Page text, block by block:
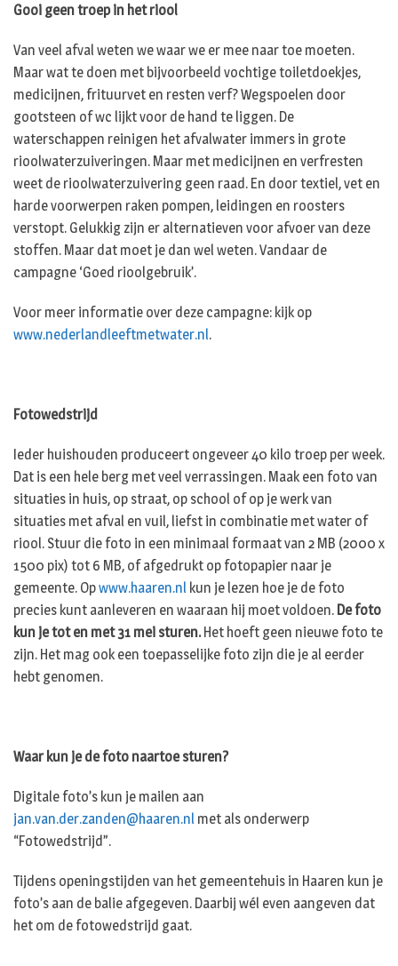
Gooi geen troep in het riool
Van veel afval weten we waar we er mee naar toe moeten.
Maar wat te doen met bijvoorbeeld vochtige toiletdoekjes,
medicijnen, frituurvet en resten verf? Wegspoelen door
gootsteen of wc lijkt voor de hand te liggen. De
waterschappen reinigen het afvalwater immers in grote
rioolwaterzuiveringen. Maar met medicijnen en verfresten
weet de rioolwaterzuivering geen raad. En door textiel, vet en
harde voorwerpen raken pompen, leidingen en roosters
verstopt. Gelukkig zijn er alternatieven voor afvoer van deze
stoffen. Maar dat moet je dan wel weten. Vandaar de
campagne ‘Goed rioolgebruik’.
Voor meer informatie over deze campagne: kijk op
www.nederlandleeftmetwater.nl.
Fotowedstrijd
Ieder huishouden produceert ongeveer 40 kilo troep per week.
Dat is een hele berg met veel verrassingen. Maak een foto van
situaties in huis, op straat, op school of op je werk van
situaties met afval en vuil, liefst in combinatie met water of
riool. Stuur die foto in een minimaal formaat van 2 MB (2000 x
1500 pix) tot 6 MB, of afgedrukt op fotopapier naar je
gemeente. Opwww.haaren.nl kun je lezen hoe je de foto
precies kunt aanleveren en waaraan hij moet voldoen. De foto
kun je tot en met 31 mei sturen.Het hoeft geen nieuwe foto te
zijn. Het mag ook een toepasselijke foto zijn die je al eerder
hebt genomen.
Waar kun je de foto naartoe sturen?
Digitale foto’s kun je mailen aan
jan.van.der.zanden@haaren.nl met als onderwerp
“Fotowedstrijd”.
Tijdens openingstijden van het gemeentehuis in Haaren kun je
foto’s aan de balie afgegeven. Daarbij wél even aangeven dat
het om de fotowedstrijd gaat.